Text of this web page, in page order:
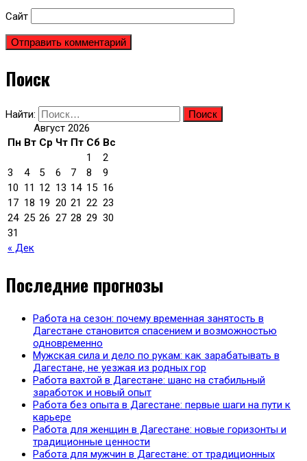
Сайт
Поиск
Найти:
Август 2026
Пн Вт Ср Чт Пт Сб Вс
« Дек
1
2
3
4 5 6 7 8
9
10 11 12 13 14 15 16
17 18 19 20 21 22 23
24 25 26 27 28 29 30
31
Последние прогнозы
Работа на сезон: почему временная занятость в
Дагестане становится спасением и возможностью
одновременно
Мужская сила и дело по рукам: как зарабатывать в
Дагестане, не уезжая из родных гор
Работа вахтой в Дагестане: шанс на стабильный
заработок и новый опыт
Работа без опыта в Дагестане: первые шаги на пути к
карьере
Работа для женщин в Дагестане: новые горизонты и
традиционные ценности
Работа для мужчин в Дагестане: от традиционных